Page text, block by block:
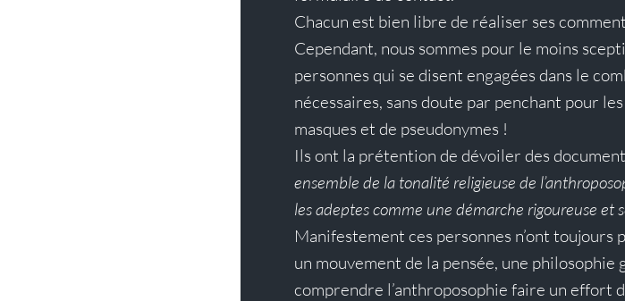
Chacun est bien libre de réaliser ses
Cependant, nous sommes pour le moins
personnes qui se disent engagées dans le
nécessaires, sans doute par penchant pour
masques et de pseudonymes !
Ils ont la prétention de dévoiler des
ensemble de la tonalité religieuse de
les adeptes comme une démarche rigoureuse et
Manifestement ces personnes n’ont toujours
un mouvement de la pensée, une
comprendre l’anthroposophie faire un effort